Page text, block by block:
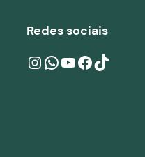
Redes sociais
Instagram wa.me/541160273686 YouTube Facebook TikTok